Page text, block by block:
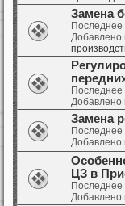
Замена
Добавлено
Добавлено
Замена
Добавлено
ЦЗ в
Добавлено